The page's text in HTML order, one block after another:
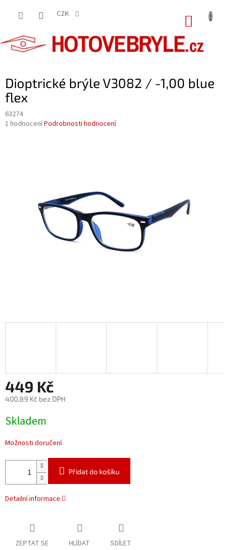
CZK
Dioptrické brýle V3082 / -1,00 blue
flex
63274
Průměrné
1 hodnoceníPodrobnosti hodnocení
449 Kč
400,89 Kč bez DPH
cena:
Skladem
Možnosti doručení
Přidat do košíku
Detailní informace
ZEPTAT SE HLÍDAT SDÍLET